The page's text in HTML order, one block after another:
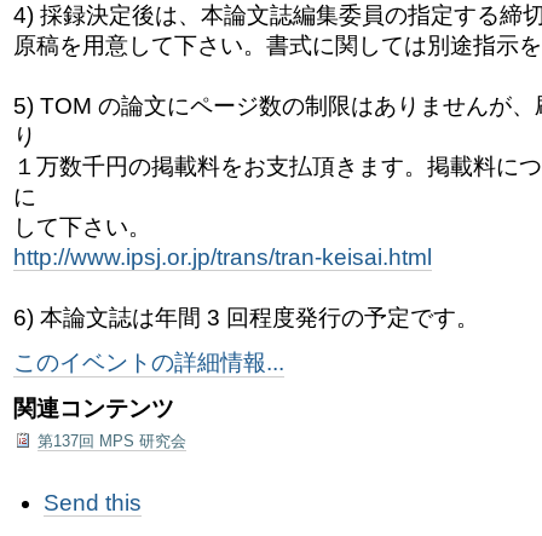
4) 採録決定後は、本論文誌編集委員の指定する締
原稿を用意して下さい。書式に関しては別途指示
5) TOM の論文にページ数の制限はありませんが
り
１万数千円の掲載料をお支払頂きます。掲載料に
に
して下さい。
http://www.ipsj.or.jp/trans/tran-keisai.html
6) 本論文誌は年間 3 回程度発行の予定です。
このイベントの詳細情報...
関連コンテンツ
第137回 MPS 研究会
キ
Send this